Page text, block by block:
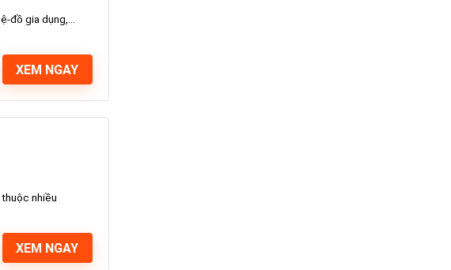
đồ gia dụng,...
XEM NGAY
nhiều
XEM NGAY